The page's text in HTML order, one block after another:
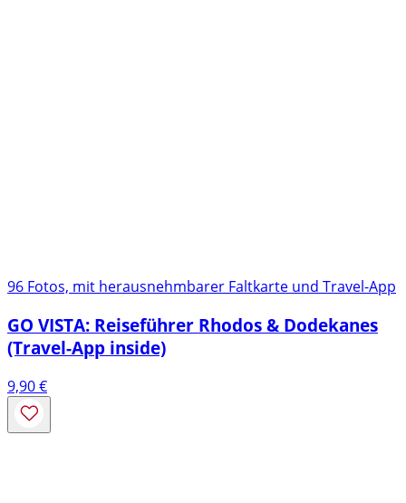
96 Fotos, mit herausnehmbarer Faltkarte und Travel-App
GO VISTA: Reiseführer Rhodos & Dodekanes
(Travel-App inside)
9,90€